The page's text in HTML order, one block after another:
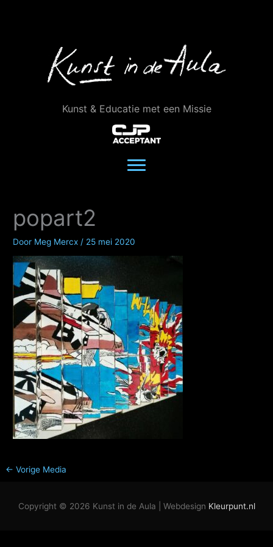
Kunst & Educatie met een Missie
popart2
Door Meg Mercx / 25 mei 2020
← Vorige Media
Copyright © 2026 Kunst in de Aula | Webdesign Kleurpunt.nl